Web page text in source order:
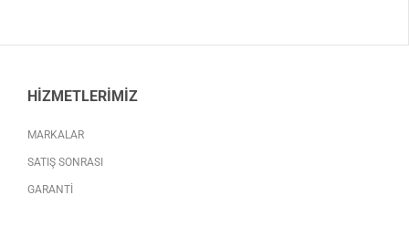
HIZMETLERIMIZ
MARKALAR
SATIŞ SONRASI
GARANTI